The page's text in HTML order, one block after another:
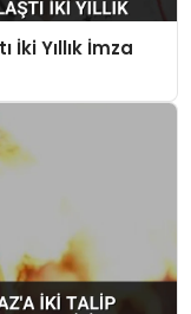
Yıllık İmza